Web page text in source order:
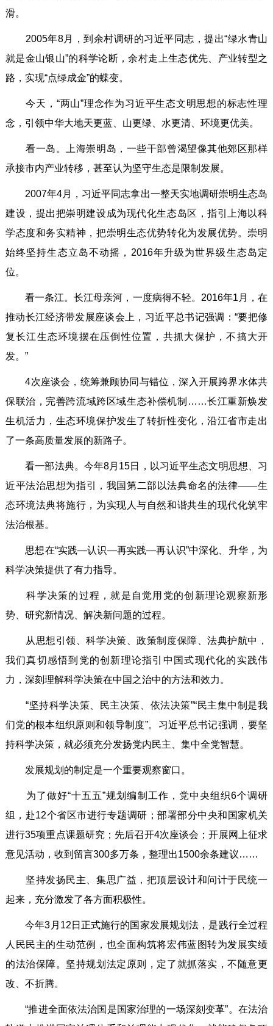
滑。
2005年8月，到余村调研的习近平同志，提出“绿水青山
就是金山银山”的科学论断，余村走上生态优先、产业转型之
路，实现“点绿成金”的蝶变。
今天，“两山”理念作为习近平生态文明思想的标志性理
念，引领中华大地天更蓝、山更绿、水更清、环境更优美。
看一岛。上海崇明岛，一些干部曾渴望像其他郊区那样
承接市内产业转移，甚至认为坚守生态是限制发展。
2007年4月，习近平同志拿出一整天实地调研崇明生态岛
建设，提出把崇明建设成为现代化生态岛区，指引上海以科
学态度和务实精神，把崇明生态优势转化为发展优势。崇明
始终坚持生态立岛不动摇，2016年升级为世界级生态岛定
位。
看一条江。长江母亲河，一度病得不轻。2016年1月，在
推动长江经济带发展座谈会上，习近平总书记强调：“要把修
复长江生态环境摆在压倒性位置，共抓大保护，不搞大开
发。”
4次座谈会，统筹兼顾协同与错位，深入开展跨界水体共
保联治，完善跨流域跨区域生态补偿机制……长江重新焕发
生机活力，生态环境保护发生了转折性变化，沿江省市走出
了一条高质量发展的新路子。
看一部法典。今年8月15日，以习近平生态文明思想、习
近平法治思想为指引，我国第二部以法典命名的法律——生
态环境法典将施行，为实现人与自然和谐共生的现代化筑牢
法治根基。
思想在“实践—认识—再实践—再认识”中深化、升华，为
科学决策提供了有力指导。
科学决策的过程，就是自觉用党的创新理论观察新形
势、研究新情况、解决新问题的过程。
从思想引领、科学决策、政策制度保障、法典护航中，
我们真切感悟到党的创新理论指引中国式现代化的实践伟
力，深刻理解科学决策在中国之治中的方法和效力。
“坚持科学决策、民主决策、依法决策”“民主集中制是我
们党的根本组织原则和领导制度”。习近平总书记强调，要坚
持科学决策，就必须充分发扬党内民主、集中全党智慧。
发展规划的制定是一个重要观察窗口。
为了做好“十五五”规划编制工作，党中央组织6个调研
组，赴12个省区市进行专题调研；部署部分中央和国家机关
进行35项重点课题研究；先后召开4次座谈会；开展网上征求
意见活动，收到留言300多万条，整理出1500余条建议……
坚持发扬民主、集思广益，把顶层设计和问计于民统一
起来，充分激发了各方面积极性。
今年3月12日正式施行的国家发展规划法，是践行全过程
人民民主的生动范例，也全面构筑将宏伟蓝图转为发展实绩
的法治保障。坚持规划法定原则，定了就抓落实，不随意更
改、不折腾。
“推进全面依法治国是国家治理的一场深刻变革”。在法治